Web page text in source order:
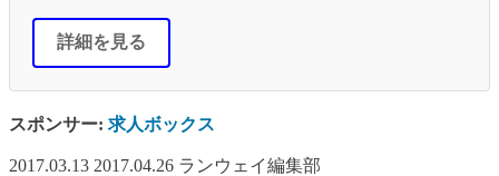
詳細を見る
スポンサー: 求人ボックス
2017.03.13 2017.04.26 ランウェイ編集部